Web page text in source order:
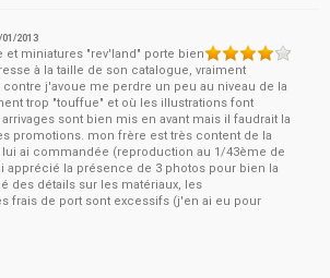
01/2013
miniatures "rev'land" porte bien
à la taille de son catalogue, vraiment
j'avoue me perdre un peu au niveau de la
trop "touffue" et où les illustrations font
sont bien mis en avant mais il faudrait la
promotions. mon frère est très content de la
ai commandée (reproduction au 1/43ème de
apprécié la présence de 3 photos pour bien la
des détails sur les matériaux, les
frais de port sont excessifs (j'en ai eu pour